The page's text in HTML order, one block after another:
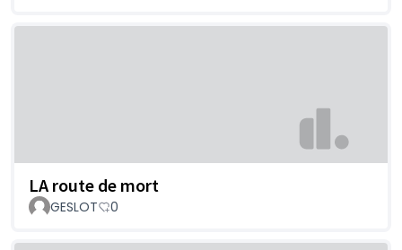
LA route de mort
GESLOT 0